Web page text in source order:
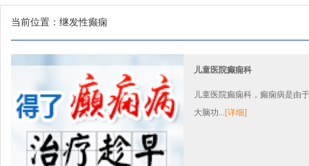
当前位置： 继发性癫痫
儿童医院癫痫科
儿童医院癫痫科，癫痫病是由
大脑功...[详细]